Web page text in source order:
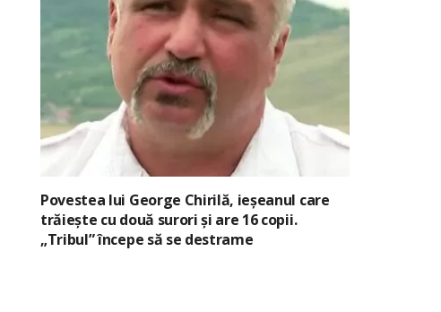
Povestea lui George Chirilă, ieșeanul care
trăiește cu două surori și are 16 copii.
„Tribul” începe să se destrame